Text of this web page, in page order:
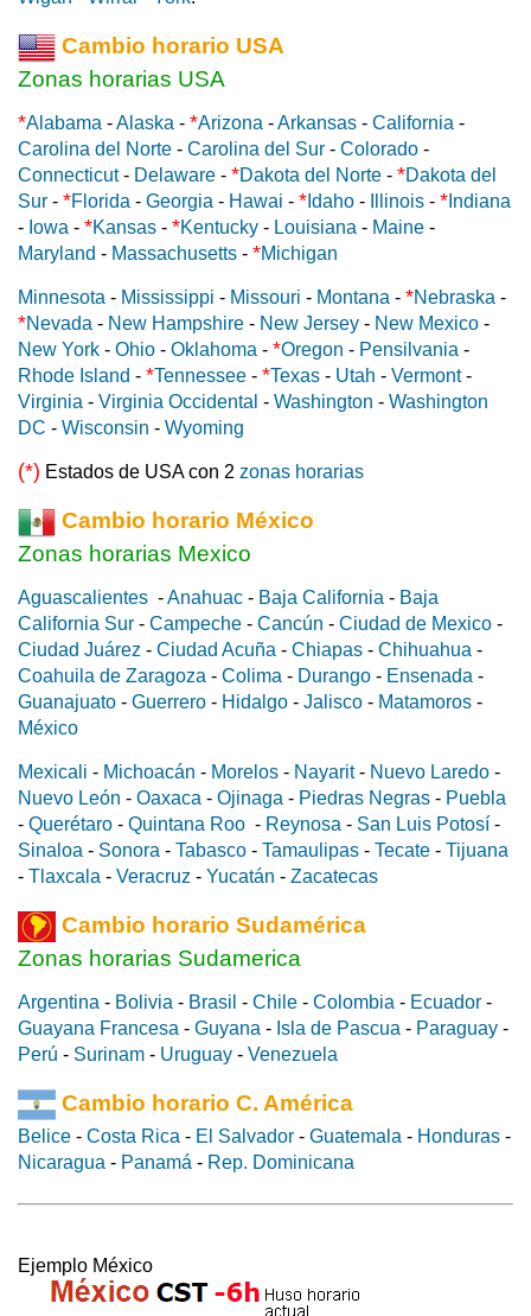
Cambio horario USA
Zonas horarias USA
*Alabama -Alaska - *Arizona -Arkansas - California -
Carolina del Norte - Carolina del Sur - Colorado -
Connecticut- Delaware - *Dakota del Norte - *Dakota del
Sur - *Florida - Georgia - Hawai - * Idaho - Illinois - * Indiana
- Iowa - *Kansas - *Kentucky - Louisiana - Maine -
Maryland - Massachusetts - *Michigan
Minnesota - Mississippi - Missouri - Montana - *Nebraska -
*Nevada - New Hampshire - New Jersey - New Mexico -
New York - Ohio - Oklahoma - *Oregon - Pensilvania -
Rhode Island - *Tennessee - *Texas - Utah - Vermont-
Virginia - Virginia Occidental - Washington - Washington
DC - Wisconsin - Wyoming
(*) Estados de USA con 2 zonas horarias
Cambio horario México
Zonas horarias Mexico
Aguascalientes -Anahuac - Baja California - Baja
California Sur - Campeche - Cancún - Ciudad de Mexico -
Ciudad Juárez - Ciudad Acuña - Chiapas - Chihuahua -
Coahuila de Zaragoza - Colima - Durango - Ensenada -
Guanajuato - Guerrero - Hidalgo - Jalisco - Matamoros -
México
Mexicali - Michoacán - Morelos - Nayarit- Nuevo Laredo -
Nuevo León - Oaxaca - Ojinaga - Piedras Negras - Puebla
- Querétaro - Quintana Roo - Reynosa - San Luis Potosí -
Sinaloa - Sonora - Tabasco - Tamaulipas - Tecate - Tijuana
- Tlaxcala - Veracruz - Yucatán - Zacatecas
Cambio horario Sudamérica
Zonas horarias Sudamerica
Argentina - Bolivia - Brasil - Chile - Colombia - Ecuador -
Guayana Francesa - Guyana - Isla de Pascua - Paraguay -
Perú - Surinam - Uruguay - Venezuela
Cambio horario C. América
Belice - Costa Rica - El Salvador - Guatemala - Honduras -
Nicaragua - Panamá - Rep. Dominicana
Ejemplo México